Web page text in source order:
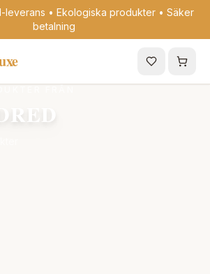
leverans • Ekologiska produkter • Säker
betalning